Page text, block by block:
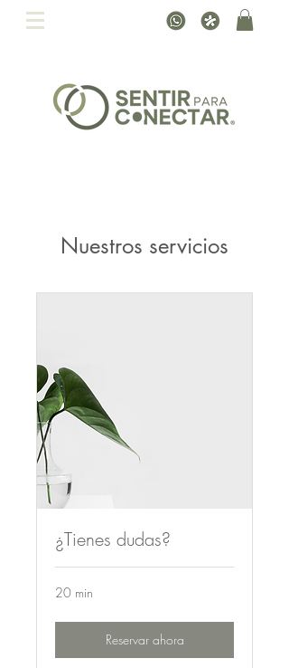
Nuestros servicios
¿Tienes dudas?
20 min
Reservar ahora